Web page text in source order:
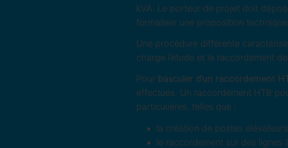
kVA. Le porteur de projet doit
formaliser une proposition
Une procédure différente
charge l’étude et le raccordement
Pour basculer d’un raccordement
effectués. Un raccordement HTB
particulières, telles que :
la création de postes
le raccordement sur des lignes